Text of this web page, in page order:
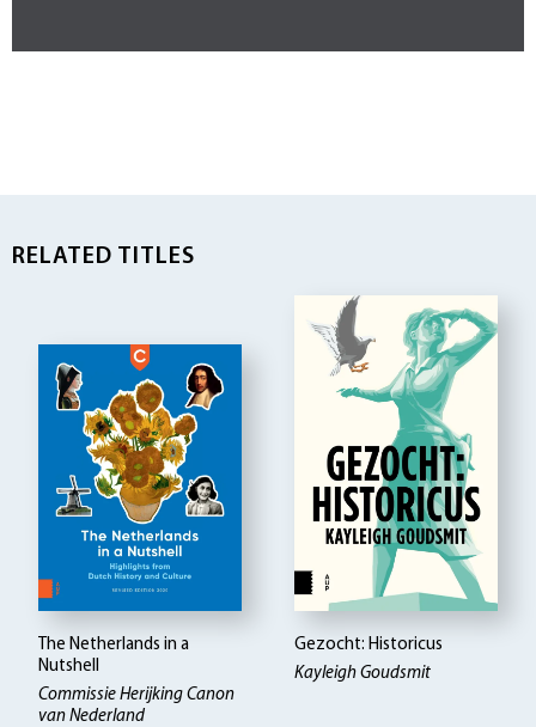
RELATED TITLES
The Netherlands in a
Nutshell
Commissie Herijking Canon
van Nederland
Gezocht: Historicus
Kayleigh Goudsmit